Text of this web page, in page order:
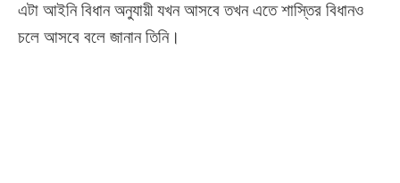
এটা আইনি বিধান অনুযায়ী যখন আসবে তখন এতে শাস্তির বিধানও
চলে আসবে বলে জানান তিনি।